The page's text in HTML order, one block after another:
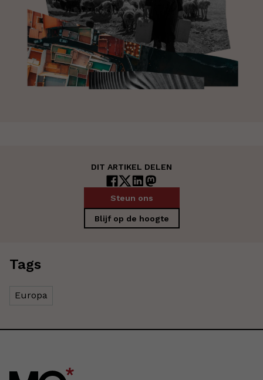
DIT ARTIKEL DELEN
Steun ons
Blijf op de hoogte
Tags
Europa